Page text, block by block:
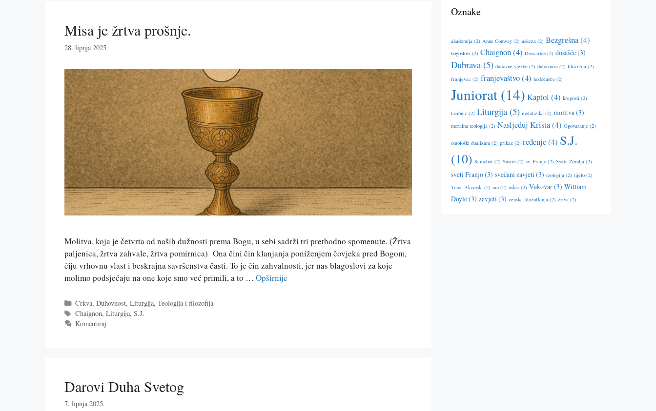
Misa je žrtva prošnje.
28. lipnja 2025.
Molitva, koja je četvrta od naših dužnosti prema Bogu, u sebi sadrži tri prethodno spomenute. (Žrtva
paljenica, žrtva zahvale, žrtva pomirnica) Ona čini čin klanjanja poniženjem čovjeka pred Bogom,
čiju vrhovnu vlast i beskrajna savršenstva časti. To je čin zahvalnosti, jer nas blagoslovi za koje
molimo podsjećaju na one koje smo već primili, a to … Opširnije
Kategorije
Crkva, Duhovnost, Liturgija, Teologija i filozofija
Oznake
Chaignon, Liturgija, S.J.
Komentiraj
Darovi Duha Svetog
7. lipnja 2025.
Oznake
akademija (2) Anne Conway (2) askeza (2) Bezgrešna(4)
bogoslovi (2) Chaignon(4) Descartes (2) došašće(3)
Dubrava (5) duhovne vježbe (2) duhovnost (2) filozofija (2)
franjevac (2) franjevaštvo(4) hodočašće (2)
Juniorat (14) Kaptol (4) kreposti (2)
Leibniz (2) Liturgija (5) metafizika (2) molitva(3)
moralna teologija (2) Nasljeduj Krista(4) Ogovaranje (2)
ontološki dualizam (2) prikaz (2) ređenje(4) S.J.
(10) Samobor (2) Susret (2) sv. Franjo (2) Sveta Zemlja (2)
sveti Franjo(3) svečani zavjeti(3) teologija (2) tijelo (2)
Toma Akvinski (2) um (2) uskrs (2) Vukovar(3) William
Doyle(3) zavjeti(3) ženska filozofkinja (2) žrtva (2)